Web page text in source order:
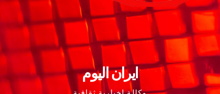
ايران اليوم